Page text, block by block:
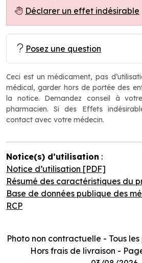
Déclarer un effet indésirable
Posez une question
Ceci est un médicament, pas
médical, garder hors de portée des
la notice. Demandez conseil à
pharmacien. Si des Effets
contact avec votre médecin.
Notice(s) d’utilisation :
Notice d’utilisation [PDF]
Résumé des caractéristiques du
Base de données publique des
RCP
Photo non contractuelle - Tous
Hors frais de livraison -